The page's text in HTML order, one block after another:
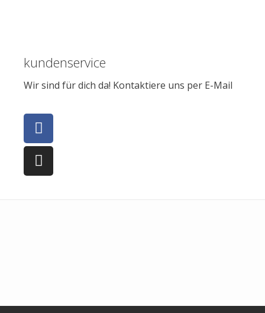
kundenservice
Wir sind für dich da! Kontaktiere uns per E-Mail